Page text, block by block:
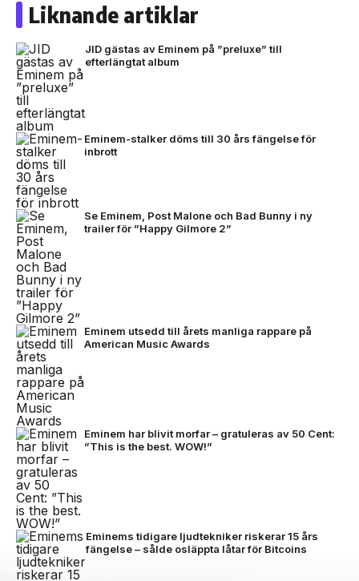
Liknande artiklar
JID gästas av Eminem på ”preluxe” till
efterlängtat album
Eminem-stalker döms till 30 års fängelse för
inbrott
Se Eminem, Post Malone och Bad Bunny i ny
trailer för ”Happy Gilmore 2”
Eminem utsedd till årets manliga rappare på
American Music Awards
Eminem har blivit morfar – gratuleras av 50 Cent:
”This is the best. WOW!”
Eminems tidigare ljudtekniker riskerar 15 års
fängelse – sålde osläppta låtar för Bitcoins